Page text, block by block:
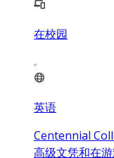
在校园
英语
Centennial
高级文凭和在